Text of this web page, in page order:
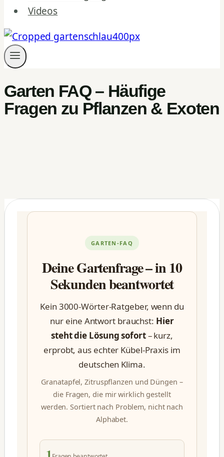
Videos
Garten FAQ – Häufige
Fragen zu Pflanzen & Exoten
GARTEN-FAQ
Deine Gartenfrage – in 10
Sekunden beantwortet
Kein 3000-Wörter-Ratgeber, wenn du
nur eine Antwort brauchst: Hier
steht die Lösung sofort– kurz,
erprobt, aus echter Kübel-Praxis im
deutschen Klima.
Granatapfel, Zitruspflanzen und Düngen –
die Fragen, die mir wirklich gestellt
werden. Sortiert nach Problem, nicht nach
Alphabet.